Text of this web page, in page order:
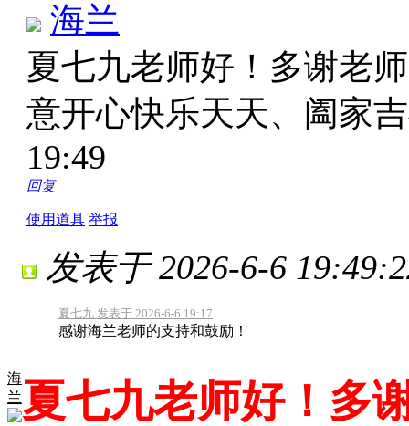
海兰
夏七九老师好！多谢老
意开心快乐天天、阖家
19:49
回复
使用道具 举报
海
兰
发表于 2026-6-6
夏七九 发表于 2026-6-6 19:17
感谢海兰老师的支持和鼓励！
夏七九老师好！多